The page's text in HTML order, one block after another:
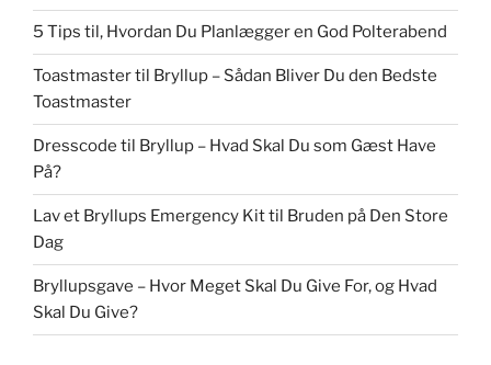
5 Tips til, Hvordan Du Planlægger en God Polterabend
Toastmaster til Bryllup – Sådan Bliver Du den Bedste
Toastmaster
Dresscode til Bryllup – Hvad Skal Du som Gæst Have
På?
Lav et Bryllups Emergency Kit til Bruden på Den Store
Dag
Bryllupsgave – Hvor Meget Skal Du Give For, og Hvad
Skal Du Give?